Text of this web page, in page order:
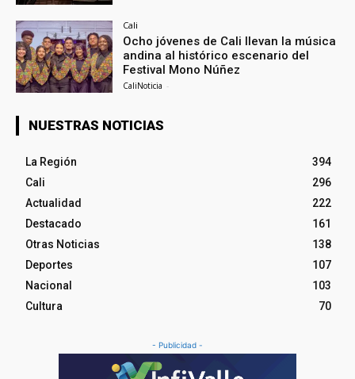
Cali
Ocho jóvenes de Cali llevan la música
andina al histórico escenario del
Festival Mono Núñez
CaliNoticia -
NUESTRAS NOTICIAS
La Región
394
Cali
296
Actualidad
222
Destacado
161
Otras Noticias
138
Deportes
107
Nacional
103
Cultura
70
- Publicidad -